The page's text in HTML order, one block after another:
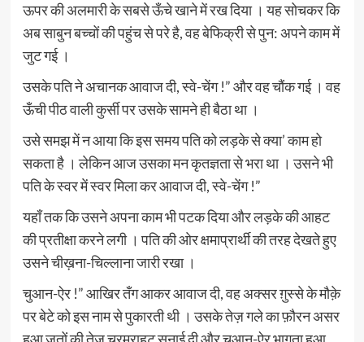
ऊपर की अलमारी के सबसे ऊँचे खाने में रख दिया । यह सोचकर कि
अब साबुन बच्चों की पहुंच से परे है, वह बेफिक्री से पुन: अपने काम में
जुट गई ।
उसके पति ने अचानक आवाज दी, स्वे-चेंग !” और वह चौंक गई । वह
ऊँची पीठ वाली कुर्सी पर उसके सामने ही बैठा था ।
उसे समझ में न आया कि इस समय पति को लड़के से क्या’ काम हो
सकता है । लेकिन आज उसका मन कृतज्ञता से भरा था । उसने भी
पति के स्वर में स्वर मिला कर आवाज दी, स्वे-चेंग !”
यहाँ तक कि उसने अपना काम भी पटक दिया और लड़के की आहट
की प्रतीक्षा करने लगी । पति की ओर क्षमाप्रार्थी की तरह देखते हुए
उसने चीख़ना-चिल्लाना जारी रखा ।
चुआन-ऐर !” आखिर तँग आकर आवाज दी, वह अक्सर ग़ुस्से के मौक़े
पर बेटे को इस नाम से पुकारती थी । उसके तेज़ गले का फ़ौरन असर